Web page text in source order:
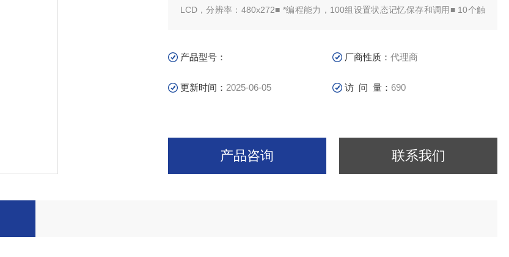
LCD，分辨率：480x272■ *编程能力，100组设置状态记忆保存和调用■ 10个触
间■ 面板功能按键背光显示■ 远端测量功能，补偿线上压降■ 拷屏功能■ 过电压、
件监控，通过U盘升级仪器固件
产品型号： 厂商性质：代理商
更新时间： 2025-06-05 访 问 量：690
产品咨询 联系我们